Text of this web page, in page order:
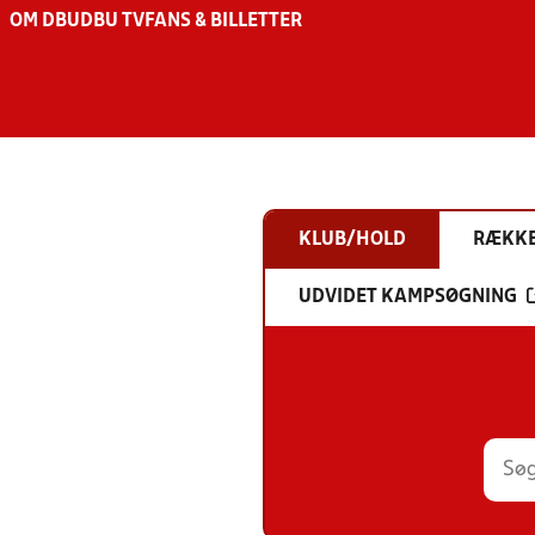
OM DBU DBU TV FANS & BILLETTER
KLUB/HOLD
UDVIDET KAMPSØGNING